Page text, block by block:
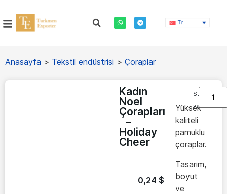
Tr
Anasayfa > Tekstil endüstrisi > Çoraplar
Kadın
Noel
Çorapları
–
Holiday
Cheer
0,24 $
Yüksek
kaliteli
pamuklu
çoraplar.
Tasarım,
boyut
ve
Stokta
var